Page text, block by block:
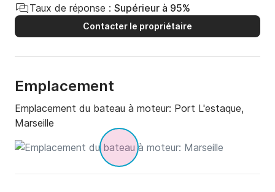
Taux de réponse : Supérieur à 95%
Contacter le propriétaire
Emplacement
Emplacement du bateau à moteur: Port L'estaque,
Marseille